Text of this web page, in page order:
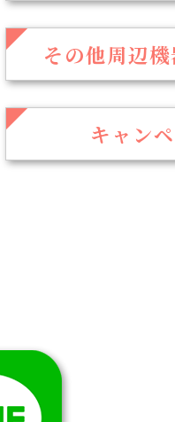
その他周辺
キャン